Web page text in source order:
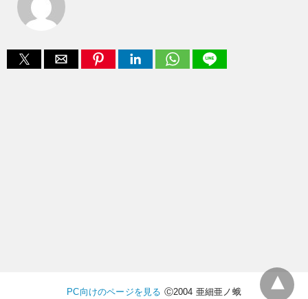
PC向けのページを見る Ⓒ2004 亜細亜ノ蛾